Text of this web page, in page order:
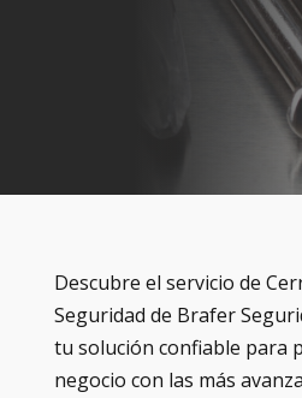
Descubre el servicio de
Seguridad de Brafer
tu solución confiable para
negocio con las más